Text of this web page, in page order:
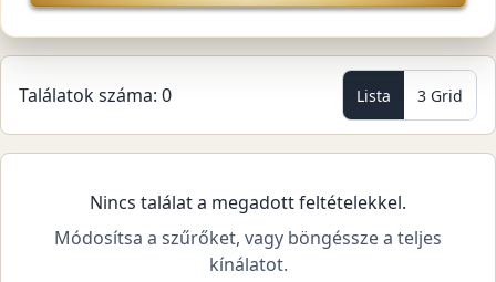
Találatok száma: 0 Lista 3 Grid
Nincs találat a megadott feltételekkel.
Módosítsa a szűrőket, vagy böngéssze a teljes
kínálatot.